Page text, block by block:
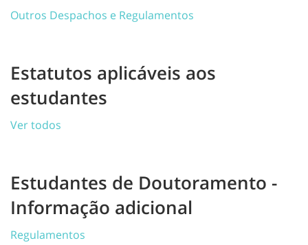
Outros Despachos e Regulamentos
Estatutos aplicáveis aos
estudantes
Ver todos
Estudantes de Doutoramento -
Informação adicional
Regulamentos